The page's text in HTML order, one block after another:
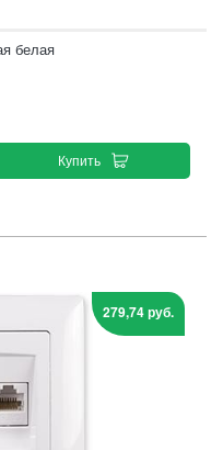
белая
Купить
279,74 руб.